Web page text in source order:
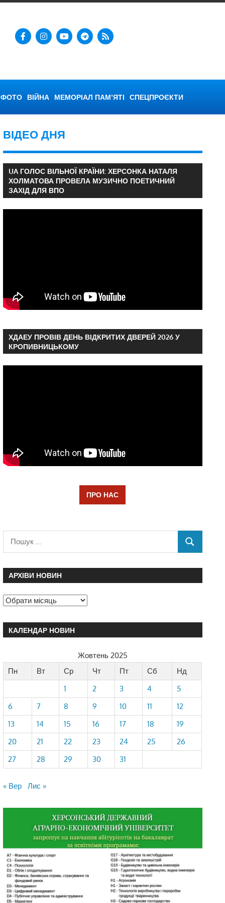
ФОТО ВІЙНА МЕМОРІАЛ ПАМ’ЯТІ СПЕЦПРОЄКТИ
ВІДЕО ДНЯ
UA ГОЛОС ВІЛЬНОЇ КРАЇНИ: ХЕРСОНКА НАТАЛЯ
ХОЛМАТОВА ПРОВЕЛА МУЗИЧНО ПОЕТИЧНИЙ
ЗАХІД ДЛЯ ВПО
ХДАЕУ ПРОВІВ ДЕНЬ ВІДКРИТИХ ДВЕРЕЙ 2026 У
КРОПИВНИЦЬКОМУ
ПРО НАС
АРХІВИ НОВИН
КАЛЕНДАР НОВИН
Жовтень 2025
Пн
Вт Ср Чт Пт Сб
Нд
1
2 3 4
5
6
7 8 9 10 11
12
13
14 15 16 17 18
19
20
21 22 23 24 25
26
27
28 29 30 31
« Вер Лис »